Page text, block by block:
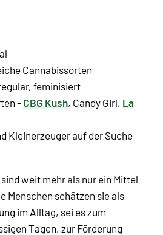
Cannabissorten
feminisiert
- CBG Kush, Candy Girl, La
Kleinerzeuger auf der Suche
sind weit mehr als nur ein Mittel
Menschen schätzen sie als
im Alltag, sei es zum
Tagen, zur Förderung